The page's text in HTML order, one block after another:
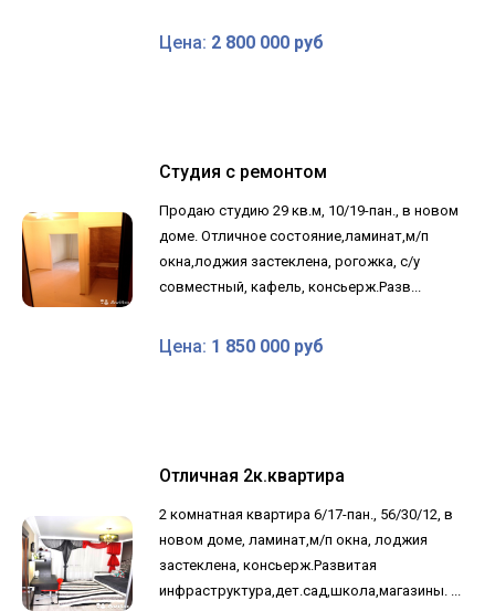
Цена: 2 800 000 руб
Студия с ремонтом
Продаю студию 29 кв.м, 10/19-пан., в новом
доме. Отличное состояние,ламинат,м/п
окна,лоджия застеклена, рогожка, с/у
совместный, кафель, консьерж.Разв...
Цена: 1 850 000 руб
Отличная 2к.квартира
2 комнатная квартира 6/17-пан., 56/30/12, в
новом доме, ламинат,м/п окна, лоджия
застеклена, консьерж.Развитая
инфраструктура,дет.сад,школа,магазины. ...